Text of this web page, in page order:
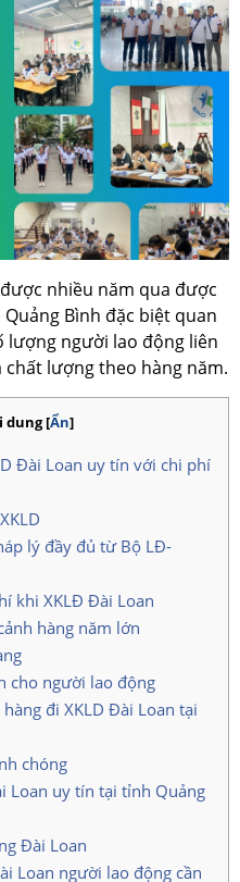
được nhiều năm qua được
Bình đặc biệt quan
lượng người lao động liên
lượng theo hàng năm.
dung[Ẩn]
Đài Loan uy tín với chi phí
lý đầy đủ từ Bộ LĐ-
khi XKLĐ Đài Loan
hàng năm lớn
cho người lao động
đi XKLD Đài Loan tại
chóng
Loan uy tín tại tỉnh Quảng
Đài Loan
Loan người lao động cần